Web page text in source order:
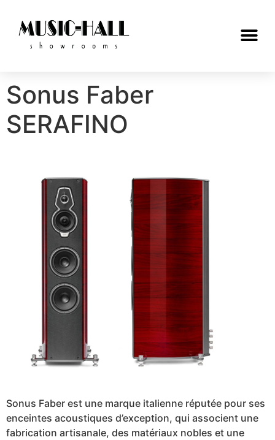
Sonus Faber
SERAFINO
Sonus Faber est une marque italienne réputée pour ses
enceintes acoustiques d’exception, qui associent une
fabrication artisanale, des matériaux nobles et une